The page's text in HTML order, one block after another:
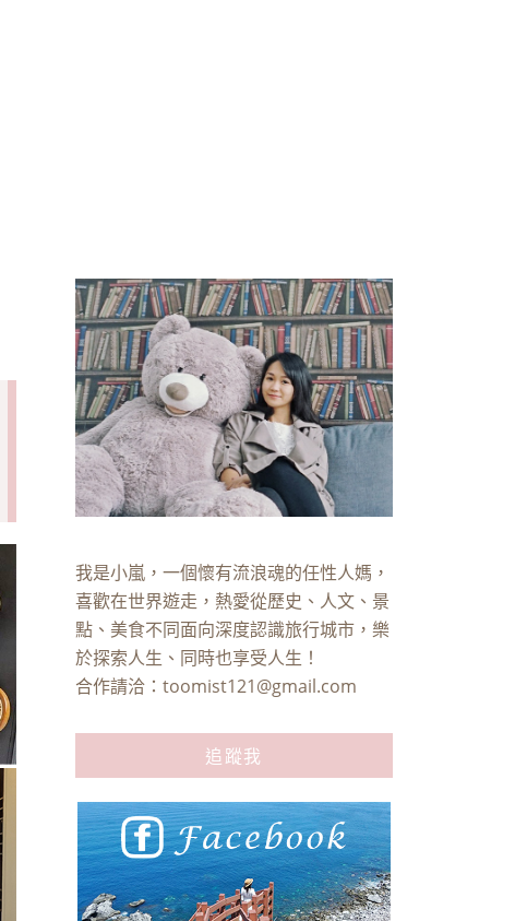
我是小嵐，一個懷有流浪魂的任性人媽，
喜歡在世界遊走，熱愛從歷史、人文、景
點、美食不同面向深度認識旅行城市，樂
於探索人生、同時也享受人生！
合作請洽：toomist121@gmail.com
追蹤我